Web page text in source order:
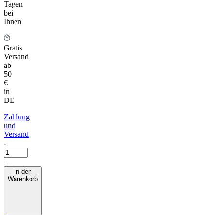
Tagen
bei
Ihnen
Gratis
Versand
ab
50
€
in
DE
Zahlung
und
Versand
-
+
In den
Warenkorb